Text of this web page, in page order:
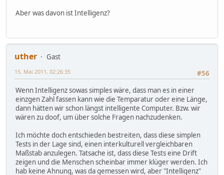
Aber was davon ist Intelligenz?
uther
Gast
#56
15. Mai 2011, 02:26:35
Wenn Intelligenz sowas simples wäre, dass man es in einer
einzgen Zahl fassen kann wie die Temparatur oder eine Länge,
dann hätten wir schon längst intelligente Computer. Bzw. wir
wären zu doof, um über solche Fragen nachzudenken.
Ich möchte doch entschieden bestreiten, dass diese simplen
Tests in der Lage sind, einen interkulturell vergleichbaren
Maßstab anzulegen. Tatsache ist, dass diese Tests eine Drift
zeigen und die Menschen scheinbar immer klüger werden. Ich
hab keine Ahnung, was da gemessen wird, aber "Intelligenz"